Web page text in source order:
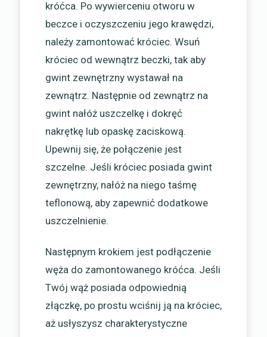
króćca. Po wywierceniu otworu w
beczce i oczyszczeniu jego krawędzi,
należy zamontować króciec. Wsuń
króciec od wewnątrz beczki, tak aby
gwint zewnętrzny wystawał na
zewnątrz. Następnie od zewnątrz na
gwint nałóż uszczelkę i dokręć
nakrętkę lub opaskę zaciskową.
Upewnij się, że połączenie jest
szczelne. Jeśli króciec posiada gwint
zewnętrzny, nałóż na niego taśmę
teflonową, aby zapewnić dodatkowe
uszczelnienie.
Następnym krokiem jest podłączenie
węża do zamontowanego króćca. Jeśli
Twój wąż posiada odpowiednią
złączkę, po prostu wciśnij ją na króciec,
aż usłyszysz charakterystyczne